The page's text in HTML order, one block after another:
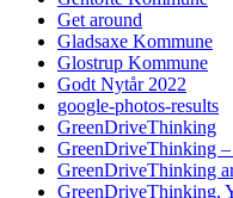
Get around
Gladsaxe Kommune
Glostrup Kommune
Godt Nytår 2022
google-photos-results
GreenDriveThinking
GreenDriveThinking
GreenDriveThinking
GreenDriveThinking,